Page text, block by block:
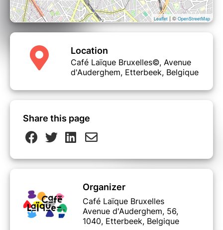
Leaflet| © OpenStreetMap
Location
Café Laïque Bruxelles©, Avenue
d'Auderghem, Etterbeek, Belgique
Share this page
Organizer
Café Laïque Bruxelles
Avenue d'Auderghem, 56,
1040, Etterbeek, Belgique